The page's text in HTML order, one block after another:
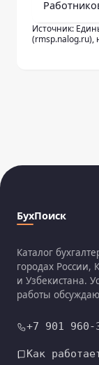
Источник:
(rmsp.nalog.ru),
БухПоиск
Каталог
городах России,
и Узбекистана.
работы
+7 901 960-
Как